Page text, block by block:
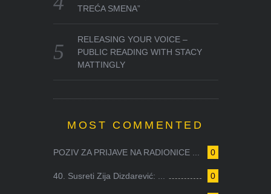
TREĆA SMENA”
RELEASING YOUR VOICE –
PUBLIC READING WITH STACY
MATTINGLY
MOST COMMENTED
0
POZIV ZA PRIJAVE NA RADIONICE ...
0
40. Susreti Zija Dizdarević: ...